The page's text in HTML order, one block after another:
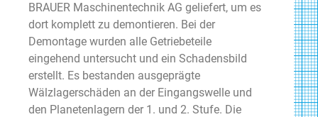
BRAUER Maschinentechnik AG geliefert, um es
dort komplett zu demontieren. Bei der
Demontage wurden alle Getriebeteile
eingehend untersucht und ein Schadensbild
erstellt. Es bestanden ausgeprägte
Wälzlagerschäden an der Eingangswelle und
den Planetenlagern der 1. und 2. Stufe. Die